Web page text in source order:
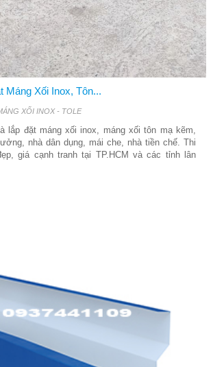
Máng Xối Inox, Tôn...
XỐI INOX - TOLE
lắp đặt máng xối inox, máng xối tôn mạ kẽm,
nhà dân dụng, mái che, nhà tiền chế. Thi
giá cạnh tranh tại TP.HCM và các tỉnh lân